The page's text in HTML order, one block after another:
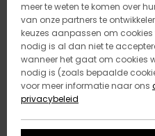
meer te weten te komen over
van onze partners te
keuzes aanpassen om
nodig is al dan niet te
wanneer het gaat om cookies
nodig is (zoals bepaalde
voor meer informatie naar ons
privacybeleid